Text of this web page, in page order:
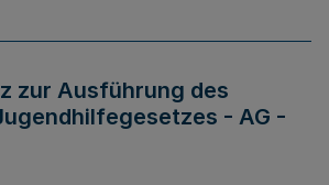
zur Ausführung des
- AG -